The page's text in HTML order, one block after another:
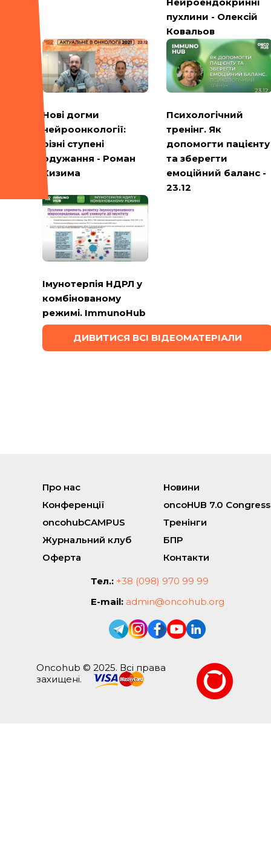
пухлини - Олексій
Ковальов
Нові догми
нейроонкології:
різні ступені
одужання - Роман
Кизима
Психологічний
тренінг. Як
допомогти пацієнту
та зберегти
емоційний баланс -
23.12
Імунотерпія НДРЛ у
комбінованому
режимі. ImmunoHub
ДИВИТИСЯ ВСІ ВІДЕОМАТЕРІАЛИ
Про нас
Новини
Конференції
oncoHUB 7.0 Congress
oncohubCAMPUS
Тренінги
Журнальний клуб
БПР
Оферта
Контакти
Тел.: +38 (098) 970 99 99
E-mail: admin@oncohub.org
Oncohub © 2025. Всі права
захищені.